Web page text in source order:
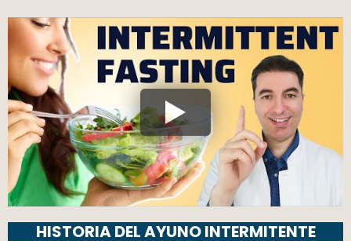
HISTORIA DEL AYUNO INTERMITENTE